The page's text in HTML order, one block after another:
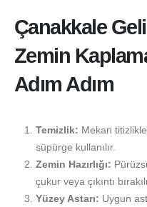
Çanakkale
Zemin
Adım Adım
Temizlik: Mekan
süpürge kullanılır.
Zemin Hazırlığı:
çukur veya çıkıntı
Yüzey Astarı: Uygun